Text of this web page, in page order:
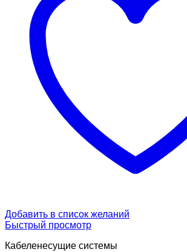
Добавить в список желаний
Быстрый просмотр
Кабеленесущие системы